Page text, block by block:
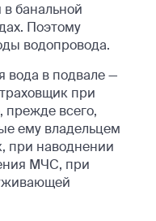
банальной
Поэтому
водопровода.
вода в подвале —
при
всего,
ему владельцем
при наводнении
МЧС, при